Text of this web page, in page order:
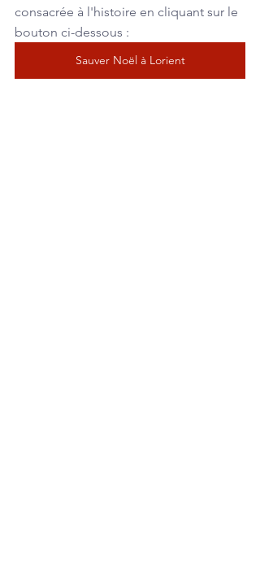
consacrée à l'histoire en cliquant sur le
bouton ci-dessous :
Sauver Noël à Lorient